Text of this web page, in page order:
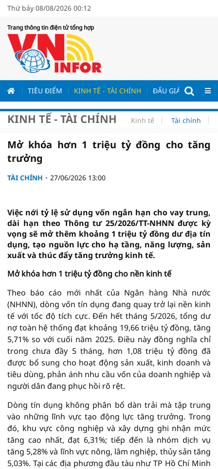
Thứ bảy 08/08/2026 00:12
Trang thông tin điện tử tổng hợp
TIÊU ĐIỂM KINH TẾ - TÀI CHÍNH ĐẤU GIÁ - ĐẤU
KINH TẾ - TÀI CHÍNH Kinh tế Tài chính
Mở khóa hơn 1 triệu tỷ đồng cho tăng
trưởng
TÀI CHÍNH 27/06/2026 13:00
Việc nới tỷ lệ sử dụng vốn ngắn hạn cho vay trung,
dài hạn theo Thông tư 25/2026/TT-NHNN được kỳ
vọng sẽ mở thêm khoảng 1 triệu tỷ đồng dư địa tín
dụng, tạo nguồn lực cho hạ tầng, năng lượng, sản
xuất và thúc đẩy tăng trưởng kinh tế.
Mở khóa hơn 1 triệu tỷ đồng cho nền kinh tế
Theo báo cáo mới nhất của Ngân hàng Nhà nước
(NHNN), dòng vốn tín dụng đang quay trở lại nền kinh
tế với tốc độ tích cực. Đến hết tháng 5/2026, tổng dư
nợ toàn hệ thống đạt khoảng 19,66 triệu tỷ đồng, tăng
5,71% so với cuối năm 2025. Điều này đồng nghĩa chỉ
trong chưa đầy 5 tháng, hơn 1,08 triệu tỷ đồng đã
được bổ sung cho hoạt động sản xuất, kinh doanh và
tiêu dùng, phản ánh nhu cầu vốn của doanh nghiệp và
người dân đang phục hồi rõ rệt.
Dòng tín dụng không phân bổ dàn trải mà tập trung
vào những lĩnh vực tạo động lực tăng trưởng. Trong
đó, khu vực công nghiệp và xây dựng ghi nhận mức
tăng cao nhất, đạt 6,31%; tiếp đến là nhóm dịch vụ
tăng 5,28% và lĩnh vực nông, lâm nghiệp, thủy sản tăng
5,03%. Tại các địa phương đầu tàu như TP Hồ Chí Minh